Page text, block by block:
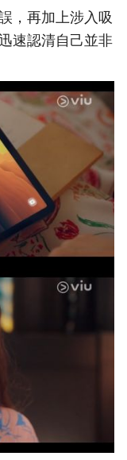
，再加上涉入吸
速認清自己並非